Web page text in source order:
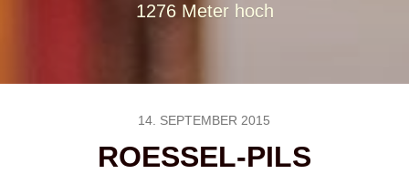
1276 Meter hoch
14. SEPTEMBER 2015
ROESSEL-PILS